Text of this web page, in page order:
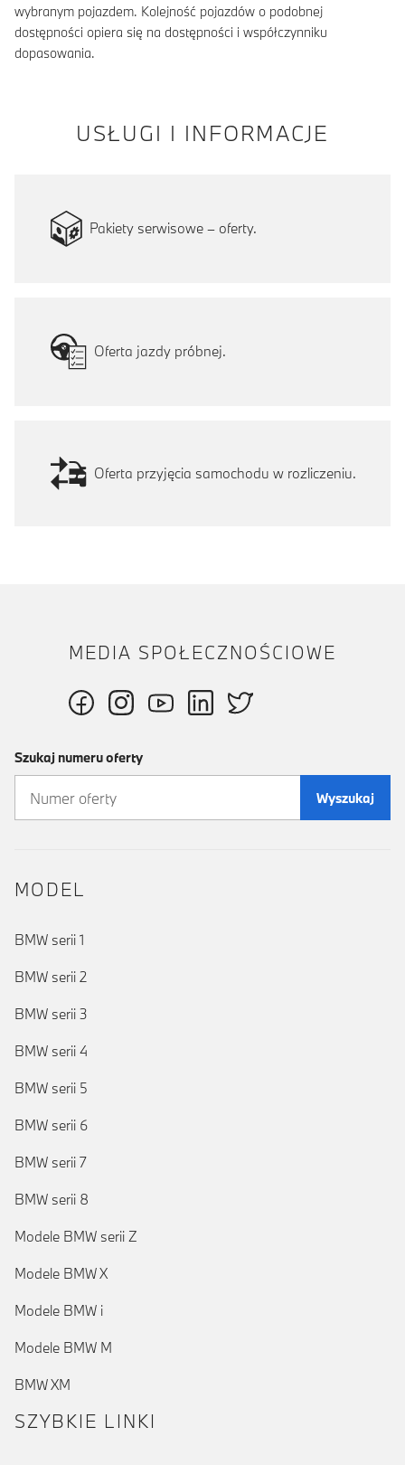
wybranym pojazdem. Kolejność pojazdów o podobnej
dostępności opiera się na dostępności i współczynniku
dopasowania.
USŁUGI I INFORMACJE
Pakiety serwisowe – oferty.
Oferta jazdy próbnej.
Oferta przyjęcia samochodu w rozliczeniu.
MEDIA SPOŁECZNOŚCIOWE
Szukaj numeru oferty
Wyszukaj
MODEL
BMW serii 1
BMW serii 2
BMW serii 3
BMW serii 4
BMW serii 5
BMW serii 6
BMW serii 7
BMW serii 8
Modele BMW serii Z
Modele BMW X
Modele BMW i
Modele BMW M
BMW XM
SZYBKIE LINKI